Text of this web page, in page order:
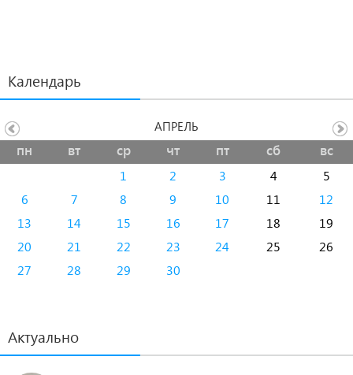
Календарь
пн вт ср чт пт сб вс
1 2 3 4
5
6
7 8 9 10 11
12
13
14 15 16 17 18
19
20
21 22 23 24 25
26
27
28 29 30
АПРЕЛЬ
Актуально